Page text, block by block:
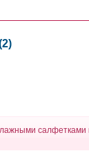
салфетками